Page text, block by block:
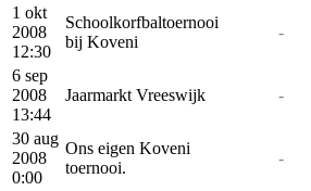
1 okt
2008
12:30
Schoolkorfbaltoernooi
bij Koveni
-
6 sep
2008
13:44
Jaarmarkt Vreeswijk -
30 aug
2008
0:00
Ons eigen Koveni
toernooi.
-